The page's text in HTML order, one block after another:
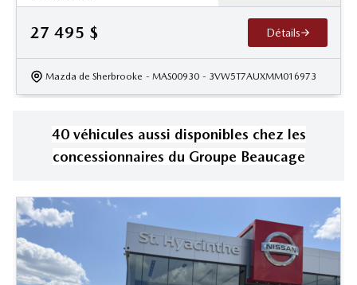
27 495 $ Détails
Mazda de Sherbrooke - MAS00930 - 3VW5T7AUXMM016973
40 véhicules aussi disponibles chez les
concessionnaires du Groupe Beaucage